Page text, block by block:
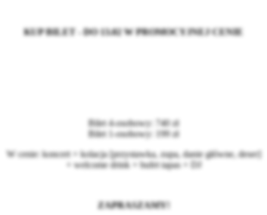
KUP BILET - DO 13.02 W PROMOCYJNEJ CENIE
Bilet 4-osobowy: 740 zł
Bilet 1-osobowy: 199 zł
W cenie: koncert + kolacja [przystawka, zupa, danie główne, deser]
+ welcome drink + bufet tapas + DJ
ZAPRASZAMY!